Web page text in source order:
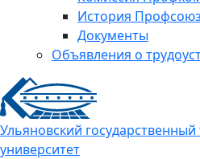
История
Документы
Объявления о
Ульяновский государственный
университет